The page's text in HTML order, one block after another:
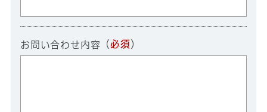
お問い合わせ内容 （必須 ）